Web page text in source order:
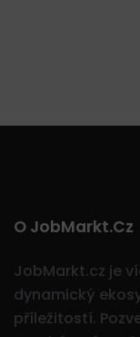
O JobMarkt.cz
JobMarkt.cz je
dynamický
příležitostí.